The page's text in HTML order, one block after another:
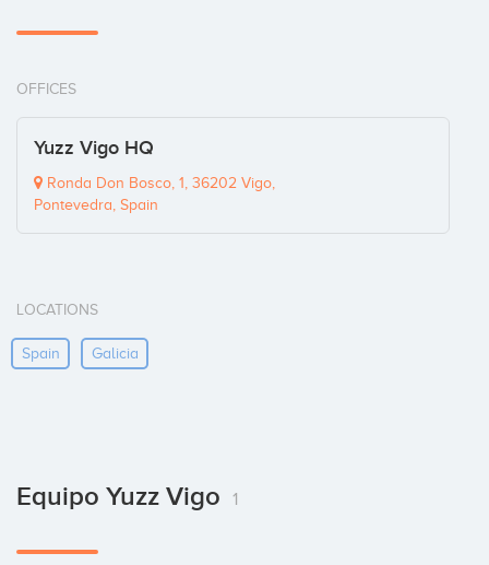
OFFICES
Yuzz Vigo HQ
Ronda Don Bosco, 1, 36202 Vigo,
Pontevedra, Spain
LOCATIONS
Spain Galicia
Equipo Yuzz Vigo 1